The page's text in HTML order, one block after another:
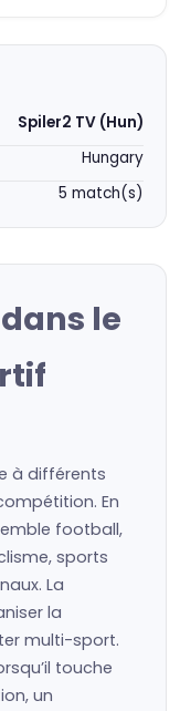
Spiler2 TV (Hun)
Hungary
5 match(s)
le
à différents
En
football,
sports
La
la
multi-sport.
touche
un